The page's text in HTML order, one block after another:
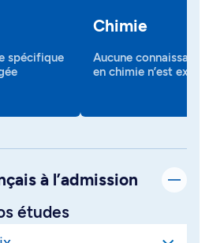
spécifique
Chimie
Aucune
en chimie n’est
à l’admission
études